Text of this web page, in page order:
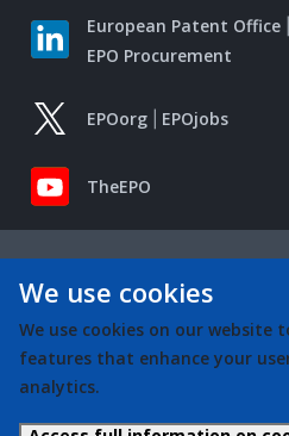
European Patent Office
EPO Procurement
EPOorg EPOjobs
TheEPO
We use cookies
We use cookies on our website
features that enhance your
analytics.